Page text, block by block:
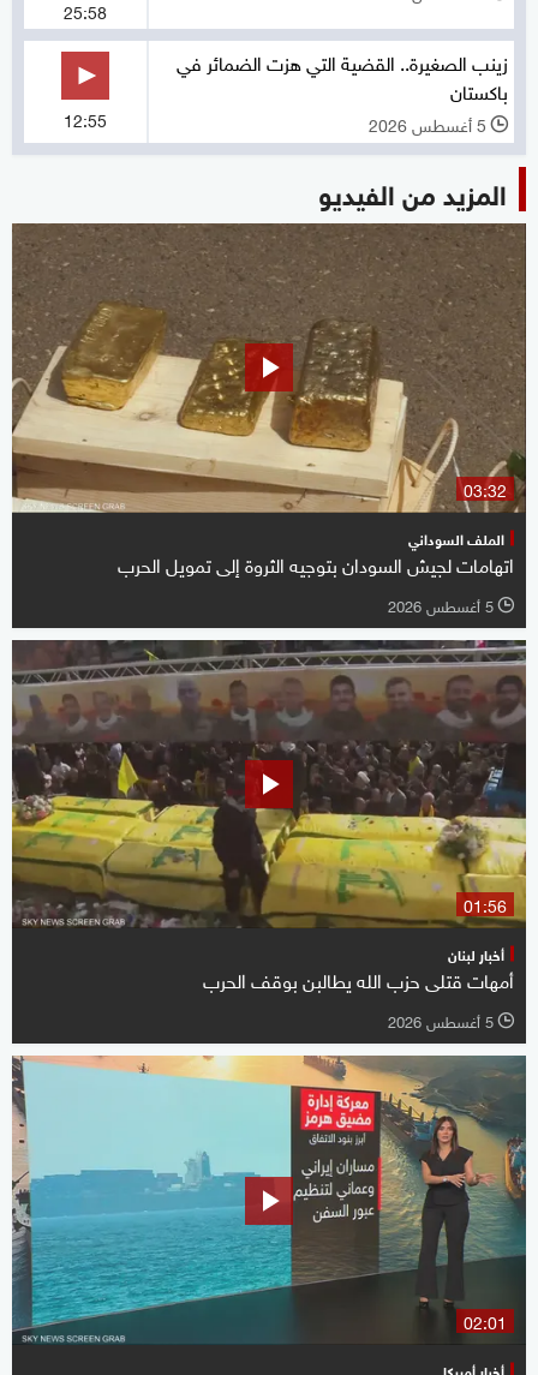
25:58
زينب الصغيرة.. القضية التي هزت الضمائر في
باكستان
l 5 أغسطس 2026 12:55
المزيد من الفيديو
03:32
الملف السوداني
اتهامات لجيش السودان بتوجيه الثروة إلى تمويل الحرب
l 5 أغسطس 2026
01:56
أخبار لبنان
أمهات قتلى حزب الله يطالبن بوقف الحرب
l 5 أغسطس 2026
02:01